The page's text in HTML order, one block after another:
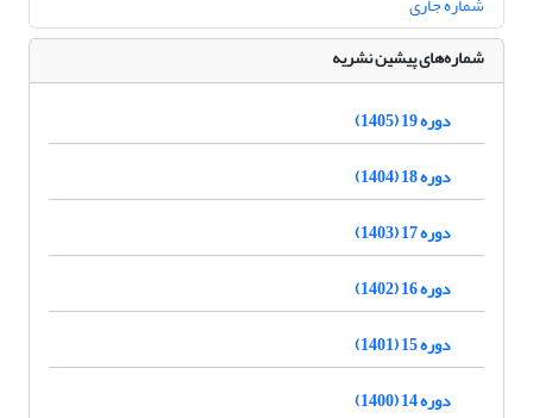
شماره‌های پیشین نشریه
دوره 19 (1405)
دوره 18 (1404)
دوره 17 (1403)
دوره 16 (1402)
دوره 15 (1401)
دوره 14 (1400)